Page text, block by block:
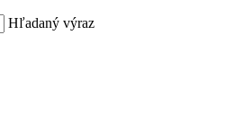
Hľadaný výraz